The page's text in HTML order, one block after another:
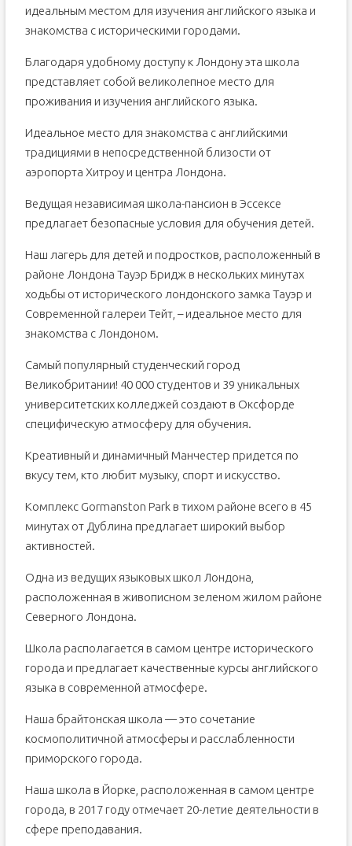
идеальным местом для изучения английского языка и
знакомства с историческими городами.
Благодаря удобному доступу к Лондону эта школа
представляет собой великолепное место для
проживания и изучения английского языка.
Идеальное место для знакомства с английскими
традициями в непосредственной близости от
аэропорта Хитроу и центра Лондона.
Ведущая независимая школа-пансион в Эссексе
предлагает безопасные условия для обучения детей.
Наш лагерь для детей и подростков, расположенный в
районе Лондона Тауэр Бридж в нескольких минутах
ходьбы от исторического лондонского замка Тауэр и
Современной галереи Тейт, – идеальное место для
знакомства с Лондоном.
Самый популярный студенческий город
Великобритании! 40 000 студентов и 39 уникальных
университетских колледжей создают в Оксфорде
специфическую атмосферу для обучения.
Креативный и динамичный Манчестер придется по
вкусу тем, кто любит музыку, спорт и искусство.
Комплекс Gormanston Park в тихом районе всего в 45
минутах от Дублина предлагает широкий выбор
активностей.
Одна из ведущих языковых школ Лондона,
расположенная в живописном зеленом жилом районе
Северного Лондона.
Школа располагается в самом центре исторического
города и предлагает качественные курсы английского
языка в современной атмосфере.
Наша брайтонская школа — это сочетание
космополитичной атмосферы и расслабленности
приморского города.
Наша школа в Йорке, расположенная в самом центре
города, в 2017 году отмечает 20-летие деятельности в
сфере преподавания.